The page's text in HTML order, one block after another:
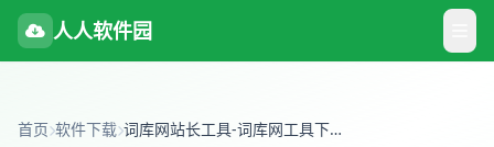
人人软件园
首页 软件下载 词库网站长工具-词库网工具下载1.0 官方破解版